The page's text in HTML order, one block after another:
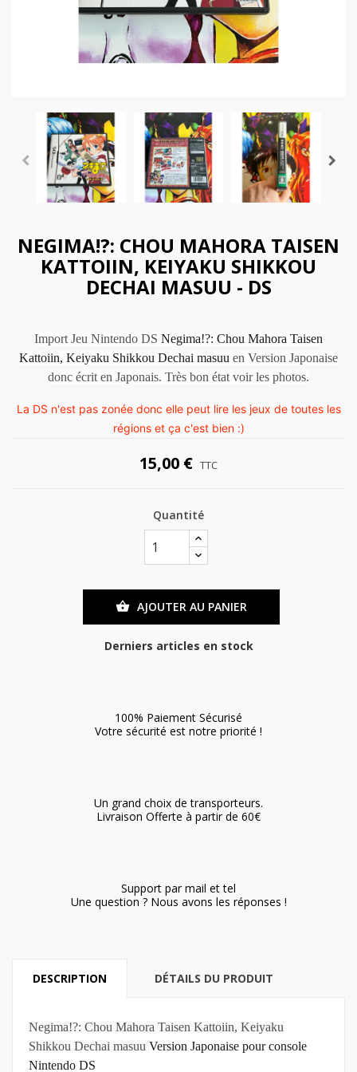
NEGIMA!?: CHOU MAHORA TAISEN
KATTOIIN, KEIYAKU SHIKKOU
DECHAI MASUU - DS
Import Jeu Nintendo DS Negima!?: Chou Mahora Taisen
Kattoiin, Keiyaku Shikkou Dechai masuu en Version Japonaise
donc écrit en Japonais. Très bon état voir les photos.
La DS n'est pas zonée donc elle peut lire les jeux de toutes les
régions et ça c'est bien :)
15,00 € TTC
Quantité
 AJOUTER AU PANIER
Derniers articles en stock
100% Paiement Sécurisé
Votre sécurité est notre priorité !
Un grand choix de transporteurs.
Livraison Offerte à partir de 60€
Support par mail et tel
Une question ? Nous avons les réponses !
DESCRIPTION DÉTAILS DU PRODUIT
Negima!?: Chou Mahora Taisen Kattoiin, Keiyaku
Shikkou Dechai masuu Version Japonaise pour console
Nintendo DS